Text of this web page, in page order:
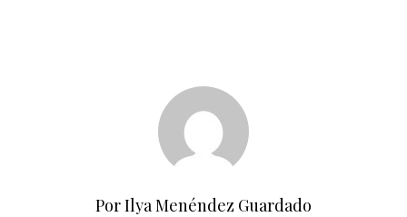
Por Ilya Menéndez Guardado